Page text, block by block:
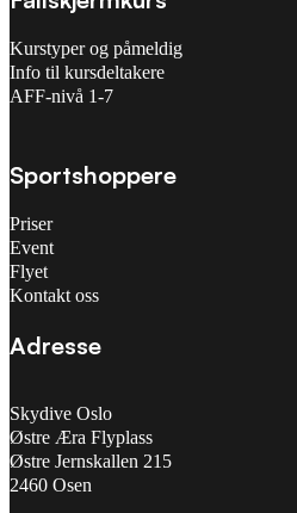
Kurstyper og påmeldig
Info til kursdeltakere
AFF-nivå 1-7
Sportshoppere
Priser
Event
Flyet
Kontakt oss
Adresse
Skydive Oslo
Østre Æra Flyplass
Østre Jernskallen 215
2460 Osen